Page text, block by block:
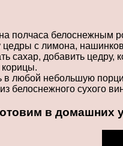
полчаса белоснежным
с лимона,
сахар, добавить цедру,
корицы.
в любой небольшую
белоснежного
в домашних